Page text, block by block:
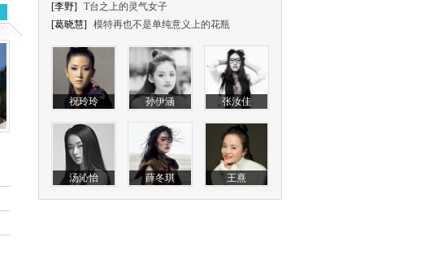
[李野]
T台之上的灵气女子
[葛晓慧]
模特再也不是单纯意义上的花瓶
祝玲玲 孙伊涵 张汝佳
汤沁怡 薛冬琪 王熹